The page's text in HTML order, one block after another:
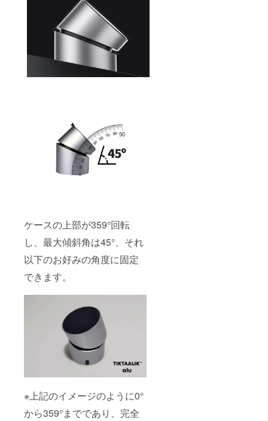
ケースの上部が359°回転
し、最大傾斜角は45°、それ
以下のお好みの角度に固定
できます。
※上記のイメージのように0°
から359°までであり、完全